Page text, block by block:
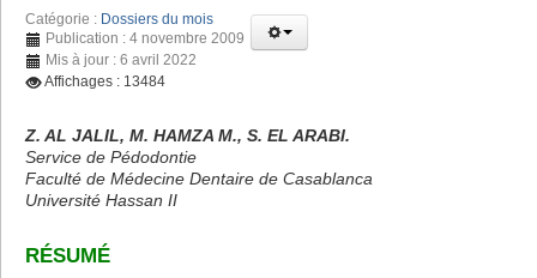
Catégorie : Dossiers du mois
Publication : 4 novembre 2009
Mis à jour : 6 avril 2022
Affichages : 13484
Z. AL JALIL, M. HAMZA M., S. EL ARABI.
Service de Pédodontie
Faculté de Médecine Dentaire de Casablanca
Université Hassan II
RÉSUMÉ